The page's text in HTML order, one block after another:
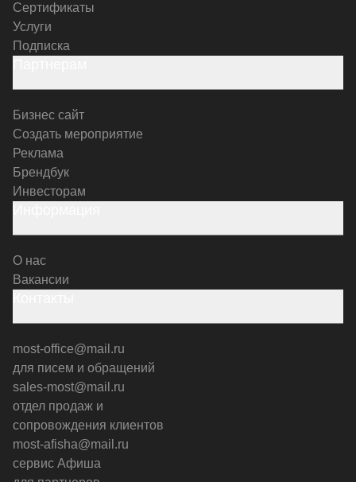
Сертификаты
Услуги
Подписка
Бизнес сайт
Создать мероприятие
Реклама
Брендбук
Инвесторам
О нас
Вакансии
most-office@mail.ru
для писем и обращений
sales-most@mail.ru
отдел продаж и
сопровождения клиентов
most-afisha@mail.ru
сервис Афиша